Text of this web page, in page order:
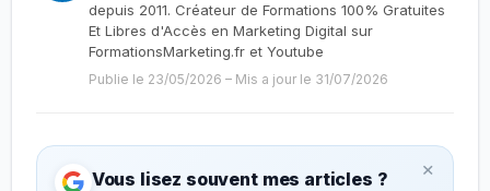
depuis 2011. Créateur de Formations 100% Gratuites
Et Libres d'Accès en Marketing Digital sur
FormationsMarketing.fr et Youtube
Publie le 23/05/2026 – Mis a jour le 31/07/2026
×
Vous lisez souvent mes articles ?